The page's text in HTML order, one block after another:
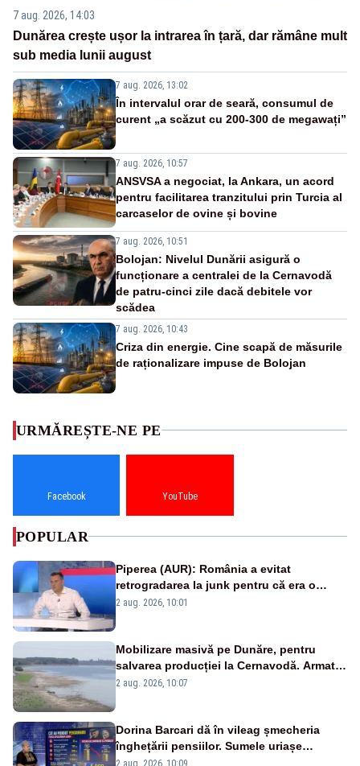
7 aug. 2026, 14:03
Dunărea crește ușor la intrarea în țară, dar rămâne mult
sub media lunii august
7 aug. 2026, 13:02
În intervalul orar de seară, consumul de
curent „a scăzut cu 200-300 de megawați”
7 aug. 2026, 10:57
ANSVSA a negociat, la Ankara, un acord
pentru facilitarea tranzitului prin Turcia al
carcaselor de ovine și bovine
7 aug. 2026, 10:51
Bolojan: Nivelul Dunării asigură o
funcționare a centralei de la Cernavodă
de patru-cinci zile dacă debitele vor
scădea
7 aug. 2026, 10:43
Criza din energie. Cine scapă de măsurile
de raționalizare impuse de Bolojan
URMĂREȘTE-NE PE
Facebook YouTube
POPULAR
Piperea (AUR): România a evitat
retrogradarea la junk pentru că era o
catastrofă pentru bănci și fondurile de
2 aug. 2026, 10:01
Mobilizare masivă pe Dunăre, pentru
salvarea producției la Cernavodă. Armata
va detona o stâncă și va devia apa
2 aug. 2026, 10:07
Dorina Barcari dă în vileag șmecheria
înghețării pensiilor. Sumele uriașe
pierdute de fiecare român
2 aug. 2026, 10:09